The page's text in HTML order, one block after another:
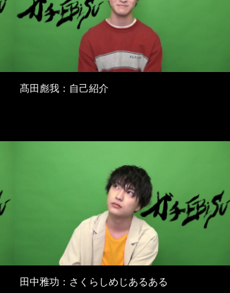
髙田彪我：自己紹介
田中雅功：さくらしめじあるある